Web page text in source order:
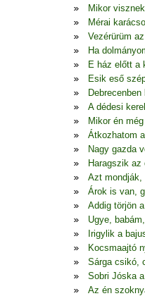
Mikor
Mérai
Vezérürüm
Ha
E ház előtt a
Esik eső
A dédesi
Mikor én
Átkozhatom
Nagy gazda
Haragszik az
Azt mondják,
Árok is van,
Addig törjön
Ugye,
Irigylik a
Kocsmaajtó
Sárga csikó,
Sobri Jóska
Az én